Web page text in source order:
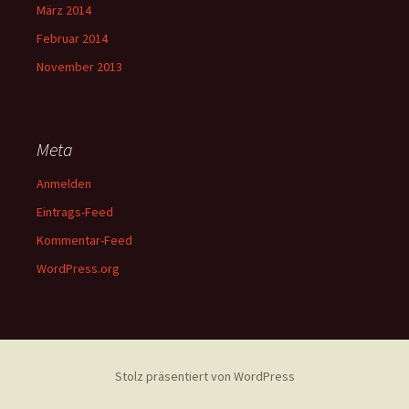
März 2014
Februar 2014
November 2013
Meta
Anmelden
Eintrags-Feed
Kommentar-Feed
WordPress.org
Stolz präsentiert von WordPress